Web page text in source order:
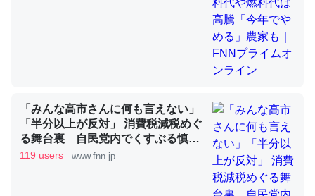
昆虫ってカルシウム少ないのか。知らんかった。調べたら
コオロギのカルシウム分はエビの600分の1程度。
論文では「淡水はカルシウムも酸素も不足してて両方に不
「みんな高市さんに何も言えない」
「半分以上が反対」 消費税減税めぐ
る舞台裏 自民党内でくすぶる慎重
論と本音【スポットライト】｜FNN
119 users www.fnn.jp